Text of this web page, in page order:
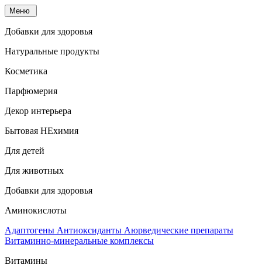
Меню
Добавки для здоровья
Натуральные продукты
Косметика
Парфюмерия
Декор интерьера
Бытовая НЕхимия
Для детей
Для животных
Добавки для здоровья
Аминокислоты
Адаптогены Антиоксиданты Аюрведические препараты
Витаминно-минеральные комплексы
Витамины